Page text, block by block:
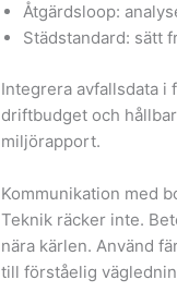
Åtgärdsloop:
Städstandard: sätt
Integrera avfallsdata i
driftbudget och
miljörapport.
Kommunikation med
Teknik räcker inte.
nära kärlen. Använd
till förståelig